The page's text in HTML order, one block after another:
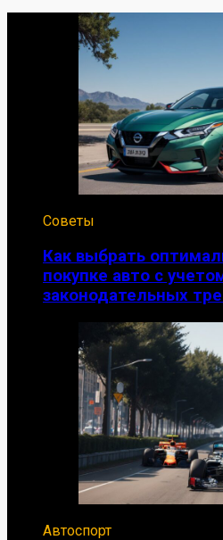
Советы
Как выбрать
покупке авто с
законодательных
Автоспорт